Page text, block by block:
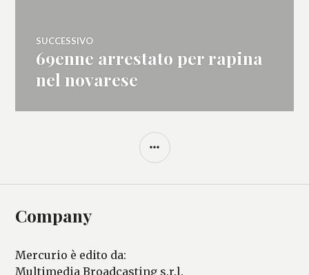
SUCCESSIVO
Articolo
successivo:
69enne arrestato per rapina
nel novarese
BARRA
Company
Mercurio è edito da:
Multimedia Broadcasting s.r.l.